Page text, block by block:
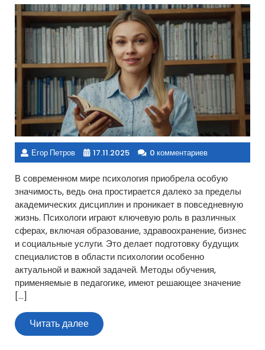
Егор Петров 17.11.2025 0 комментариев
В современном мире психология приобрела особую
значимость, ведь она простирается далеко за пределы
академических дисциплин и проникает в повседневную
жизнь. Психологи играют ключевую роль в различных
сферах, включая образование, здравоохранение, бизнес
и социальные услуги. Это делает подготовку будущих
специалистов в области психологии особенно
актуальной и важной задачей. Методы обучения,
применяемые в педагогике, имеют решающее значение
[…]
Читать далееЧитать
далее